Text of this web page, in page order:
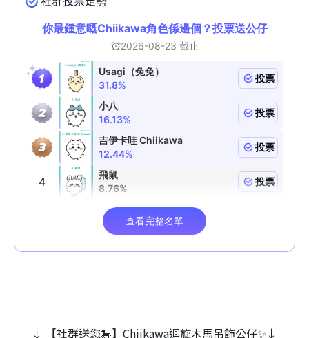
↓ 【社群送您🎠】Chiikawa迴旋木⾺吊飾公仔✨↓